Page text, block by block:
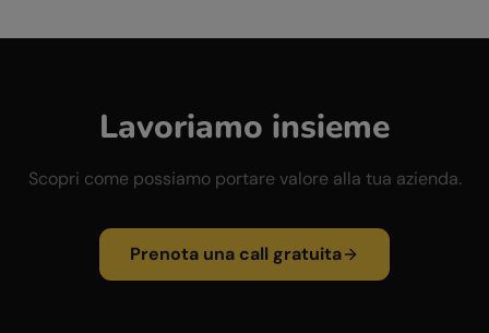
Lavoriamo insieme
Scopri come possiamo portare valore alla tua azienda.
Prenota una call gratuita